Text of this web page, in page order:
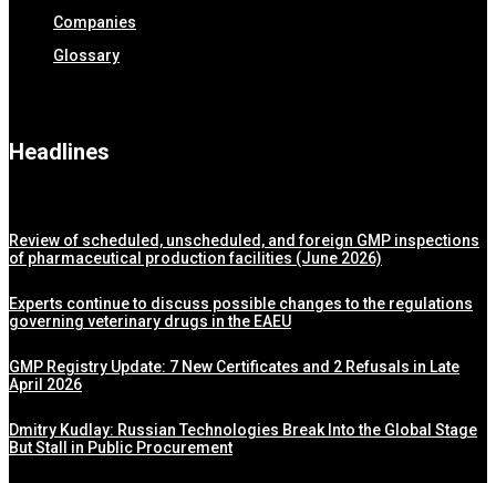
Companies
Glossary
Headlines
Review of scheduled, unscheduled, and foreign GMP inspections
of pharmaceutical production facilities (June 2026)
Experts continue to discuss possible changes to the regulations
governing veterinary drugs in the EAEU
GMP Registry Update: 7 New Certificates and 2 Refusals in Late
April 2026
Dmitry Kudlay: Russian Technologies Break Into the Global Stage
But Stall in Public Procurement